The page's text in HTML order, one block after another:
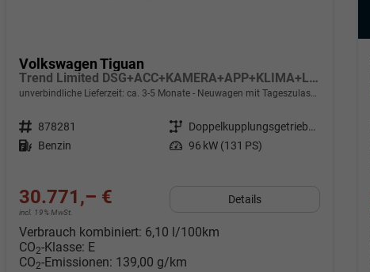
Volkswagen Tiguan
Trend Limited DSG+ACC+KAMERA+APP+KLIMA+LED+17" LM
unverbindliche Lieferzeit: ca. 3-5 Monate Neuwagen mit Tageszulassung
Fahrzeugnr. 878281 Getriebe
Doppelkupplungsgetriebe (DSG)
Kraftstoff Benzin Leistung 96 kW (131 PS)
30.771,– €
incl. 19% MwSt.
Details
Verbrauch kombiniert: 6,10 l/100km
CO2-Klasse: E
CO2-Emissionen: 139,00 g/km